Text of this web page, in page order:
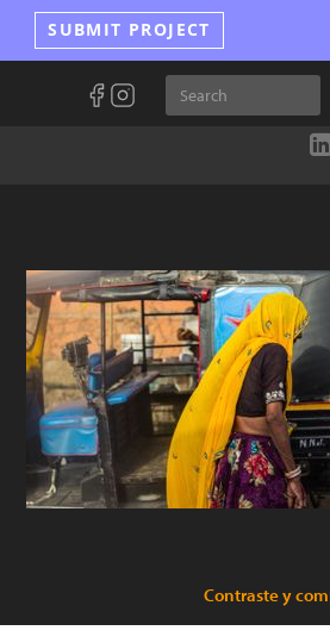
SUBMIT PROJECT
Contraste y